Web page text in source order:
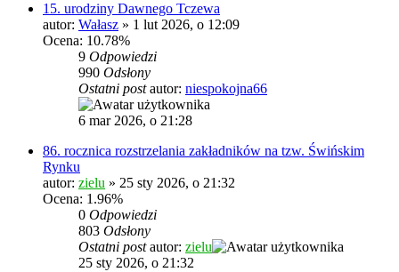
15. urodziny Dawnego Tczewa
autor: Wałasz » 1 lut 2026, o 12:09
Ocena: 10.78%
9 Odpowiedzi
990 Odsłony
Ostatni postautor: niespokojna66
6 mar 2026, o 21:28
86. rocznica rozstrzelania zakładników na tzw. Świńskim
Rynku
autor: zielu » 25 sty 2026, o 21:32
Ocena: 1.96%
0 Odpowiedzi
803 Odsłony
Ostatni postautor: zielu
25 sty 2026, o 21:32